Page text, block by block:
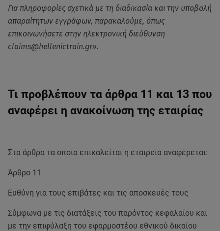
Για πληροφορίες σχετικά με τη διαδικασία και την υποβολή
απαραίτητων εγγράφων, παρακαλούμε, όπως
επικοινωνήσετε στην ηλεκτρονική διεύθυνση
claims@hellenictrain.gr».
Τι προβλέπουν τα άρθρα 11 και 13 που
αναφέρει η ανακοίνωση της εταιρίας
Στα άρθρα τα οποία επικαλείται η εταιρεία αναφέρεται:
Άρθρο 11
Ευθύνη για τους επιβάτες και τις αποσκευές τους
Σύμφωνα με τις διατάξεις του παρόντος κεφαλαίου και
με την επιφύλαξη του εφαρμοστέου εθνικού δικαίου